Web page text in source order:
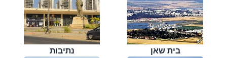
נתיבות בית שאן